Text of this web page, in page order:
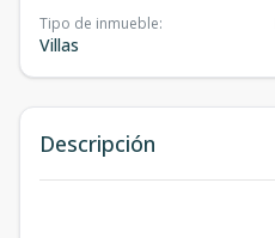
Tipo de inmueble:
Villas
Descripción